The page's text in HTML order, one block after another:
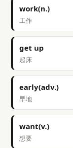
work(n.)
工作
get up
起床
early(adv.)
早地
want(v.)
想要